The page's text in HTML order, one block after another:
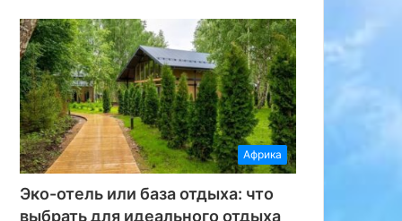
Африка
Эко-отель или база отдыха: что
выбрать для идеального отдыха